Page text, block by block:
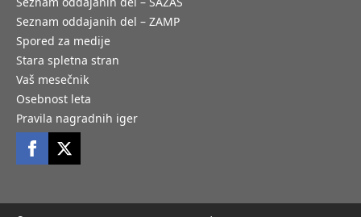
Seznam oddajanih del – ZAMP
Spored za medije
Stara spletna stran
Vaš mesečnik
Osebnost leta
Pravila nagradnih iger